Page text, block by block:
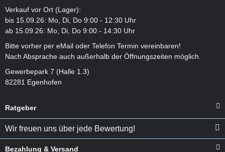
Verkauf vor Ort (Lager):
bis 15.09.26: Mo, Di, Do 9:00 - 12:30 Uhr
ab 15.09.26: Mo, Di, Do 9:00 - 14:30 Uhr
Bitte vorher per eMail oder Telefon Termin vereinbaren!
Nach Absprache auch außerhalb der Öffnungszeiten möglich.
Gewerbepark 7 (Halle 1.3)
82281 Egenhofen
Ratgeber
Wir freuen uns über jede Bewertung!
Bezahlung & Versand